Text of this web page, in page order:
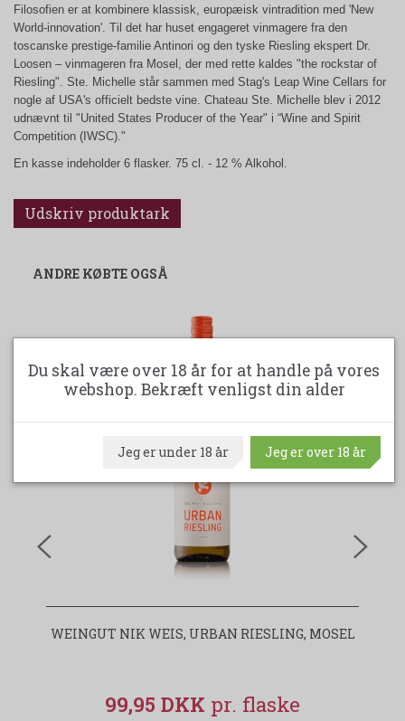
Filosofien er at kombinere klassisk, europæisk vintradition med 'New
World-innovation'. Til det har huset engageret vinmagere fra den
toscanske prestige-familie Antinori og den tyske Riesling ekspert Dr.
Loosen – vinmageren fra Mosel, der med rette kaldes "the rockstar of
Riesling". Ste. Michelle står sammen med Stag's Leap Wine Cellars for
nogle af USA's officielt bedste vine. Chateau Ste. Michelle blev i 2012
udnævnt til "United States Producer of the Year" i “Wine and Spirit
Competition (IWSC)."
En kasse indeholder 6 flasker. 75 cl. - 12 % Alkohol.
Udskriv produktark
ANDRE KØBTE OGSÅ
WEINGUT NIK WEIS, URBAN RIESLING, MOSEL
99,95 DKK
Du skal være over 18 år for at handle på vores
webshop. Bekræft venligst din alder
Jeg er under 18 år Jeg er over 18 år